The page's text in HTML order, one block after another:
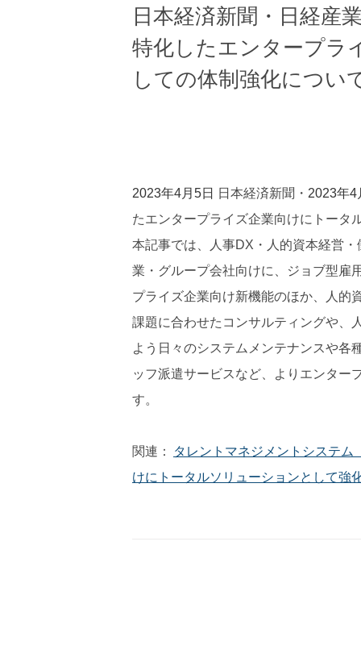
日本経済新聞・日経産
特化したエンタープラ
しての体制強化につい
2023年4月5日 日本経済新聞・ 2023年4
たエンタープライズ企業向けにトータ
本記事では、人事DX・人的資本経営
業・グループ会社向けに、ジョブ型雇
プライズ企業向け新機能のほか、人的
課題に合わせたコンサルティングや、
よう日々のシステムメンテナンスや各
ッフ派遣サービスなど、よりエンター
す。
関連：
タレントマネジメントシステ
けにトータルソリューションとして強